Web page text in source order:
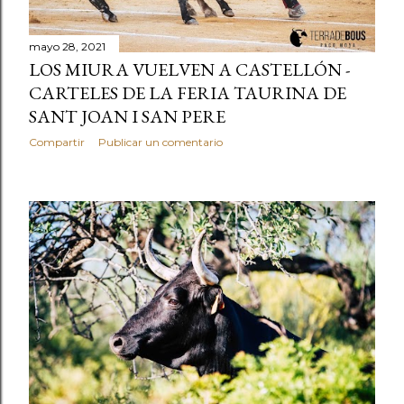
s
mayo 28, 2021
LOS MIURA VUELVEN A CASTELLÓN -
CARTELES DE LA FERIA TAURINA DE
SANT JOAN I SAN PERE
Compartir Publicar un comentario